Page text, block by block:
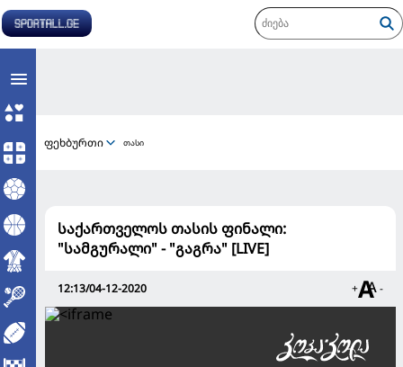
ფეხბურთი თასი
საქართველოს თასის ფინალი:
"სამგურალი" - "გაგრა" [LIVE]
12:13/04-12-2020 + -